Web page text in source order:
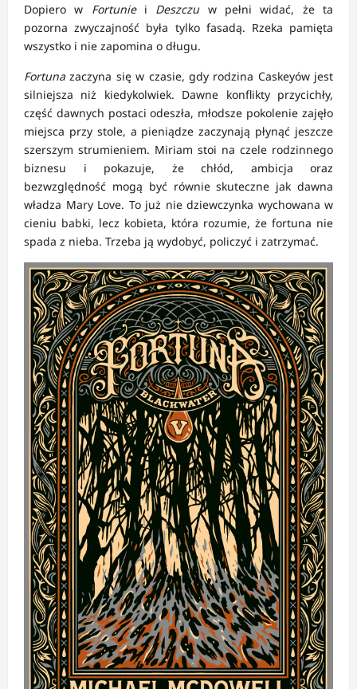
Dopiero w Fortuniei Deszczuw pełni widać, że ta
pozorna zwyczajność była tylko fasadą. Rzeka pamięta
wszystko i nie zapomina o długu.
Fortuna zaczyna się w czasie, gdy rodzina Caskeyów jest
silniejsza niż kiedykolwiek. Dawne konflikty przycichły,
część dawnych postaci odeszła, młodsze pokolenie zajęło
miejsca przy stole, a pieniądze zaczynają płynąć jeszcze
szerszym strumieniem. Miriam stoi na czele rodzinnego
biznesu i pokazuje, że chłód, ambicja oraz
bezwzględność mogą być równie skuteczne jak dawna
władza Mary Love. To już nie dziewczynka wychowana w
cieniu babki, lecz kobieta, która rozumie, że fortuna nie
spada z nieba. Trzeba ją wydobyć, policzyć i zatrzymać.